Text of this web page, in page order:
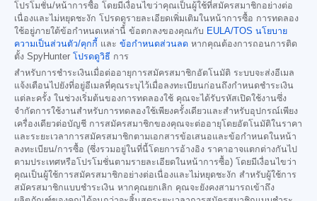
โปรโมชั่น/หน้าการซื้อ โดยมีเงื่อนไขว่าคุณเป็นผู้ใช้ที่สมัครสมาชิกอย่างต่อ
เนื่องและไม่หยุดชะงัก โปรดดูรายละเอียดเพิ่มเติมในหน้าการซื้อ การทดลอง
ใช้อยู่ภายใต้ข้อกำหนดเหล่านี้ ข้อตกลงของคุณกับ EULA/TOS นโยบาย
ความเป็นส่วนตัว/คุกกี้ และ ข้อกำหนดส่วนลด หากคุณต้องการถอนการติด
ตั้ง SpyHunter โปรดดูวิธี การ
สำหรับการชำระเงินเมื่อต่ออายุการสมัครสมาชิกอัตโนมัติ ระบบจะส่งอีเมล
แจ้งเตือนไปยังที่อยู่อีเมลที่คุณระบุไว้เมื่อลงทะเบียนก่อนถึงกำหนดชำระเงิน
แต่ละครั้ง ในช่วงเริ่มต้นของการทดลองใช้ คุณจะได้รับรหัสเปิดใช้งานซึ่ง
จำกัดการใช้งานสำหรับการทดลองใช้เพียงครั้งเดียวและสำหรับอุปกรณ์เพียง
เครื่องเดียวต่อบัญชี การสมัครสมาชิกของคุณจะต่ออายุโดยอัตโนมัติในราคา
และระยะเวลาการสมัครสมาชิกตามเอกสารข้อเสนอและข้อกำหนดในหน้า
ลงทะเบียน/การซื้อ (ซึ่งรวมอยู่ในที่นี้โดยการอ้างอิง ราคาอาจแตกต่างกันไป
ตามประเทศหรือโปรโมชั่นตามรายละเอียดในหน้าการซื้อ) โดยมีเงื่อนไขว่า
คุณเป็นผู้ใช้การสมัครสมาชิกอย่างต่อเนื่องและไม่หยุดชะงัก สำหรับผู้ใช้การ
สมัครสมาชิกแบบชำระเงิน หากคุณยกเลิก คุณจะยังคงสามารถเข้าถึง